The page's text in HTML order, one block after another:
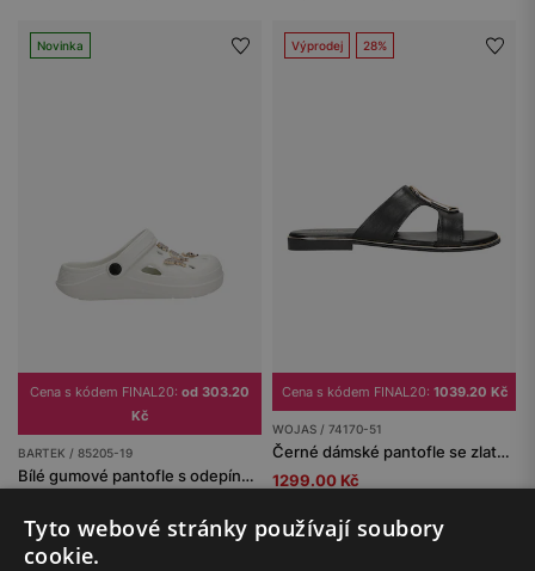
Novinka
Cena s kódem FINAL20: od 303.20
Kč
BARTEK / 85205-19
Bílé gumové pantofle s odepínacími ozdobami
Výprodej 28%
Cena s kódem FINAL20: 1039.20 Kč
WOJAS / 74170-51
Černé dámské pantofle se zlatou ozdobou
1299.00 Kč
Původní cena: 1799.00 Kč
Tyto webové stránky používají soubory
cookie.